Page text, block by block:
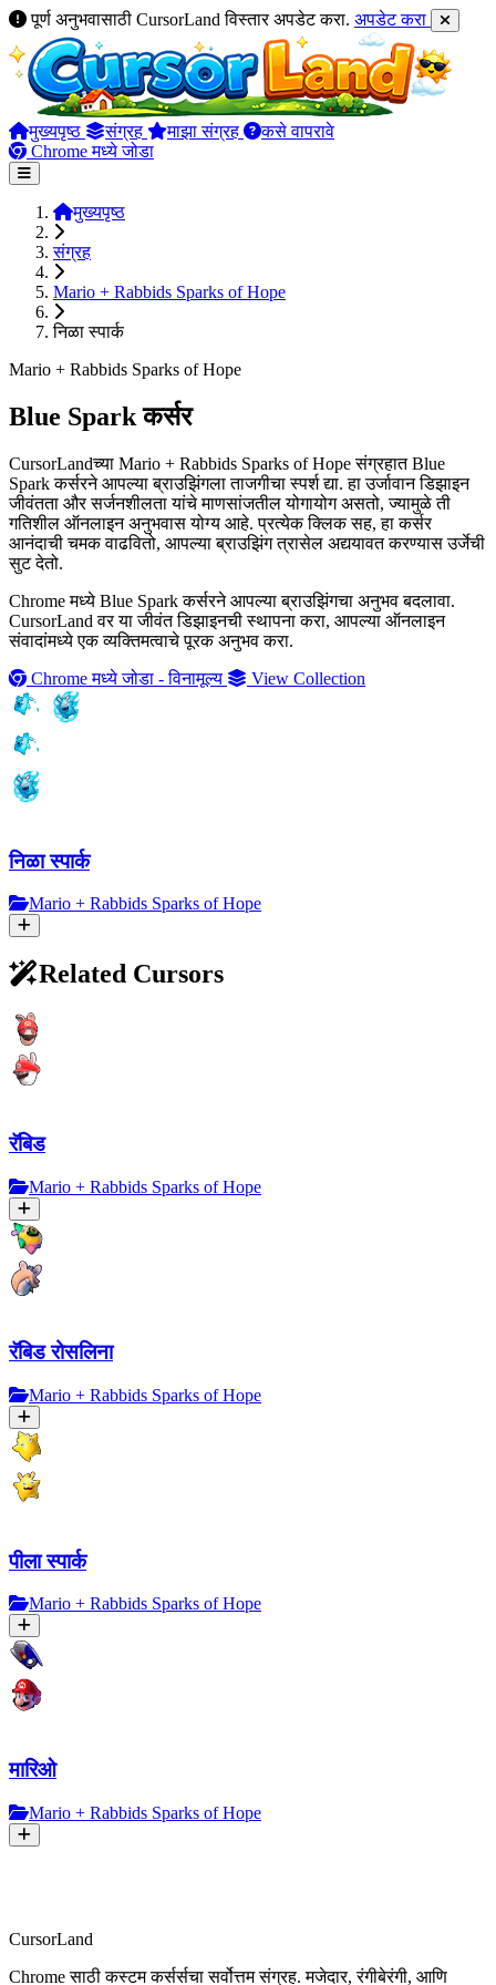
पूर्ण अनुभवासाठी CursorLand विस्तार अपडेट करा. अपडेट करा
मुख्यपृष्ठ संग्रह माझा संग्रह
कसे वापरावे
Chrome मध्ये जोडा
मुख्यपृष्ठ
संग्रह
Mario + Rabbids Sparks of Hope
निळा स्पार्क
Mario + Rabbids Sparks of Hope
Blue Spark कर्सर
CursorLandच्या Mario + Rabbids Sparks of Hope संग्रहात Blue
Spark कर्सरने आपल्या ब्राउझिंगला ताजगीचा स्पर्श द्या. हा उर्जावान डिझाइन
जीवंतता और सर्जनशीलता यांचे माणसांजतील योगायोग असतो, ज्यामुळे ती
गतिशील ऑनलाइन अनुभवास योग्य आहे. प्रत्येक क्लिक सह, हा कर्सर
आनंदाची चमक वाढवितो, आपल्या ब्राउझिंग त्रासेल अद्ययावत करण्यास उर्जेची
सुट देतो.
Chrome मध्ये Blue Spark कर्सरने आपल्या ब्राउझिंगचा अनुभव बदलावा.
CursorLand वर या जीवंत डिझाइनची स्थापना करा, आपल्या ऑनलाइन
संवादांमध्ये एक व्यक्तिमत्वाचे पूरक अनुभव करा.
Chrome मध्ये जोडा - विनामूल्य
View Collection
निळा स्पार्क
Mario + Rabbids Sparks of Hope
Related Cursors
रॅबिड
Mario + Rabbids Sparks of Hope
रॅबिड रोसलिना
Mario + Rabbids Sparks of Hope
पीला स्पार्क
Mario + Rabbids Sparks of Hope
मारिओ
Mario + Rabbids Sparks of Hope
CursorLand
Chrome साठी कस्टम कर्सर्सचा सर्वोत्तम संग्रह. मजेदार, रंगीबेरंगी, आणि